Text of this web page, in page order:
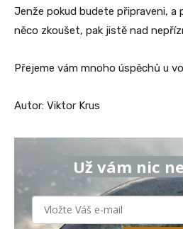
Jenže pokud budete připraveni, a
něco zkoušet, pak jistě nad
Přejeme vám mnoho úspěchů u
Autor: Viktor Krus
Už vám nic